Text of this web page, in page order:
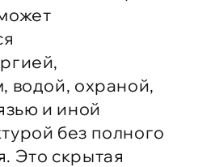
водой, охраной,
и иной
без полного
Это скрытая